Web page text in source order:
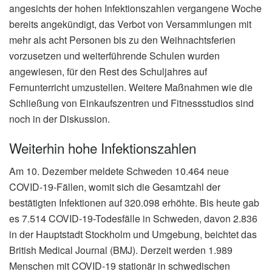
angesichts der hohen Infektionszahlen vergangene Woche
bereits angekündigt, das Verbot von Versammlungen mit
mehr als acht Personen bis zu den Weihnachtsferien
vorzusetzen und weiterführende Schulen wurden
angewiesen, für den Rest des Schuljahres auf
Fernunterricht umzustellen. Weitere Maßnahmen wie die
Schließung von Einkaufszentren und Fitnessstudios sind
noch in der Diskussion.
Weiterhin hohe Infektionszahlen
Am 10. Dezember meldete Schweden 10.464 neue
COVID-19-Fällen, womit sich die Gesamtzahl der
bestätigten Infektionen auf 320.098 erhöhte. Bis heute gab
es 7.514 COVID-19-Todesfälle in Schweden, davon 2.836
in der Hauptstadt Stockholm und Umgebung, beichtet das
British Medical Journal (BMJ). Derzeit werden 1.989
Menschen mit COVID-19 stationär in schwedischen